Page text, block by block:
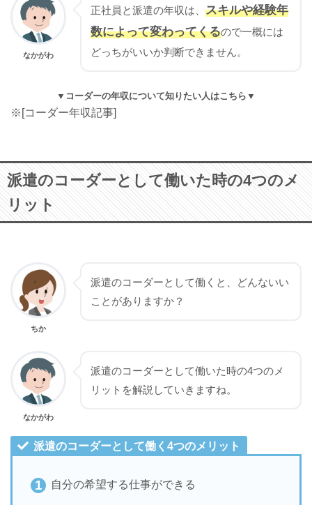
なかがわ
正社員と派遣の年収は、 スキルや経験年
数によって変わってくるので一概には
どっちがいいか判断できません。
コーダーの年収について知りたい人はこちら
※[コーダー年収記事]
派遣のコーダーとして働いた時の4つのメ
リット
ちか
派遣のコーダーとして働くと、どんないい
ことがありますか？
なかがわ
派遣のコーダーとして働いた時の4つのメ
リットを解説していきますね。
派遣のコーダーとして働く4つのメリット
自分の希望する仕事ができる